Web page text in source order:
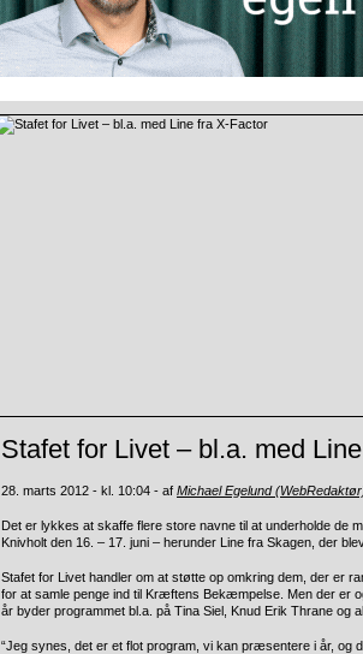
Stafet for Livet – bl.a. med
28. marts 2012 - kl. 10:04 - af Michael Egelund
Det er lykkes at skaffe flere store navne til at underholde de
Knivholt den 16. – 17. juni – herunder Line fra Skagen, der
Stafet for Livet handler om at støtte op omkring dem, der er
for at samle penge ind til Kræftens Bekæmpelse. Men der er
år byder programmet bl.a. på Tina Siel, Knud Erik Thrane og
“Jeg synes, det er et flot program, vi kan præsentere i år, og